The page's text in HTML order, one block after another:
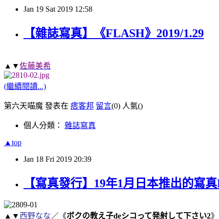
Jan 19 Sat 2019 12:58
【雜誌寫真】《FLASH》2019/1.29
▲▼佐藤美希
(繼續閱讀...)
第六天喵魔 發表在 痞客邦 留言(0) 人氣()
個人分類： 雜誌寫真
▲top
Jan 18 Fri 2019 20:39
【寫真發行】19年1月日本推出的寫真
▲▼ 西野なな ／《ボクの教え子deシコって発射して下さい2